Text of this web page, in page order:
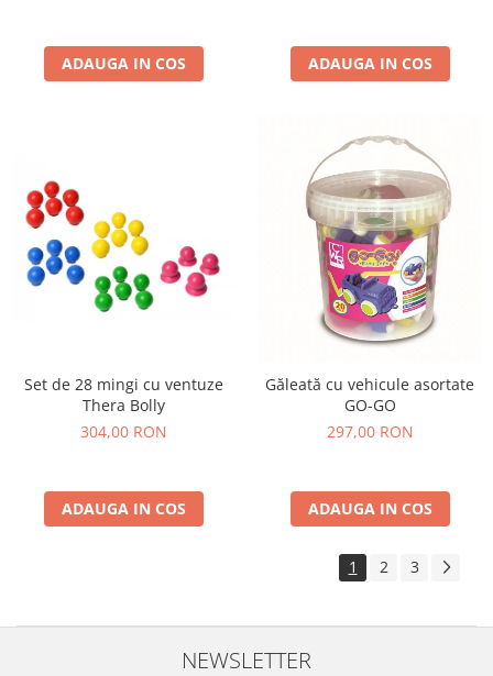
ADAUGA IN COS ADAUGA IN COS
Set de 28 mingi cu ventuze
Thera Bolly
304,00 RON
ADAUGA IN COS
Găleată cu vehicule asortate
GO-GO
297,00 RON
ADAUGA IN COS
1 2 3
NEWSLETTER